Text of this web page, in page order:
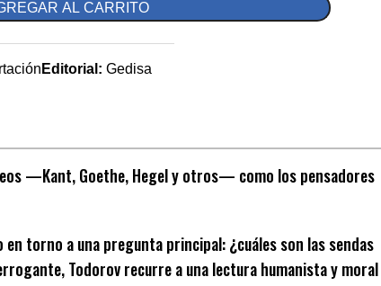
AL CARRITO
Editorial:Gedisa
—Kant, Goethe, Hegel y otros— como los pensadores
torno a una pregunta principal: ¿cuáles son las sendas
Todorov recurre a una lectura humanista y moral